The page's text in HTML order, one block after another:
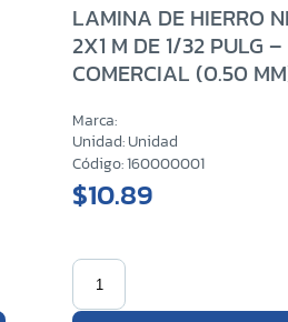
LAMINA DE HIERRO
2X1 M DE 1/32 PULG –
COMERCIAL (0.50
Marca:
Unidad: Unidad
Código: 160000001
$10.89